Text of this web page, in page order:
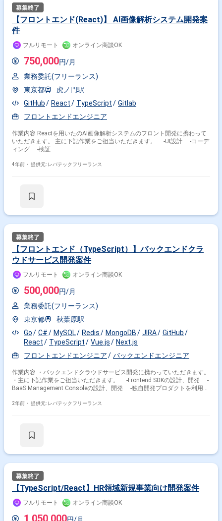
【フロントエンド(React)】 AI画像解析システム開発案
件
フルリモート オンライン商談OK
750,000円/月
業務委託(フリーランス)
東京都
虎ノ門駅
GitHub
React TypeScript
Gitlab
フロントエンドエンジニア
作業内容 Reactを用いたのAI画像解析システムのフロント開発に携わって
いただきます。 主に下記作業をご担当いただきます。 -UI設計 -コーデ
ィング -検証
4年前・ 提供元: レバテックフリーランス
【フロントエンド（TypeScript）】バックエンドクラ
ウドサービス開発案件
フルリモート オンライン商談OK
500,000円/月
業務委託(フリーランス)
東京都
秋葉原駅
Go
C# MySQL Redis MongoDB JIRA
GitHub
React
TypeScript Vue.js
Next.js
フロントエンドエンジニア
バックエンドエンジニア
作業内容 ・バックエンドクラウドサービス開発に携わっていただきます。
・主に下記作業をご担当いただきます。 -Frontend SDKの設計、開発 ‐
BaaS Management Consoleの設計、開発 ‐独自開発プロダクトを利用し
2年前・ 提供元: レバテックフリーランス
【TypeScript/React】HR領域新規事業向け開発案件
フルリモート オンライン商談OK
1,050,000